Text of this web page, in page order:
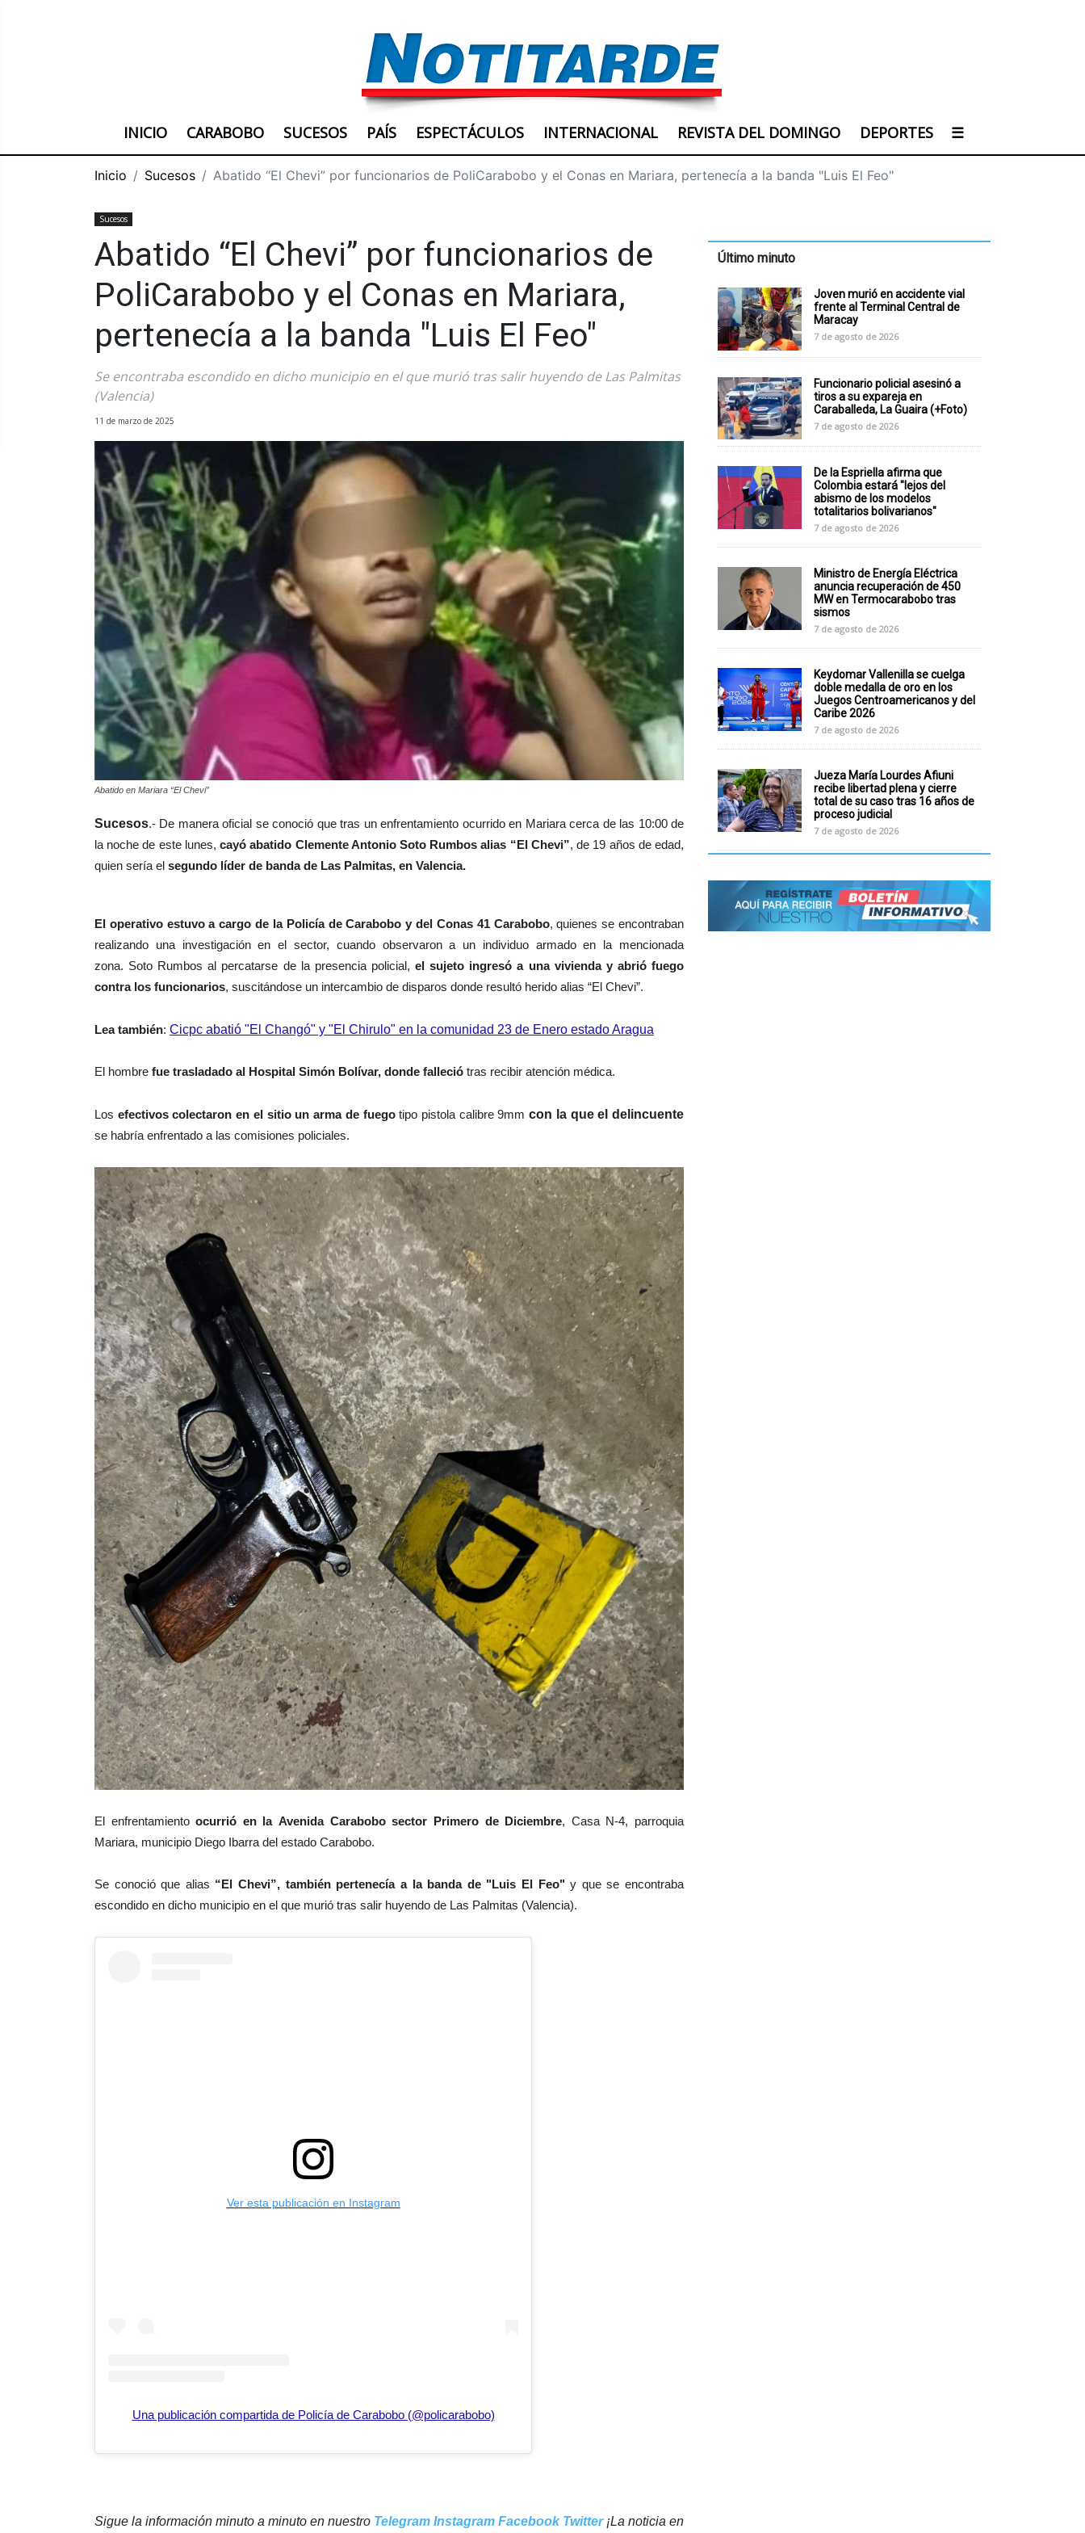
INICIO CARABOBO SUCESOS PAÍS ESPECTÁCULOS INTERNACIONAL REVISTA DEL DOMINGO DEPORTES ☰
Inicio Sucesos Abatido “El Chevi” por funcionarios de PoliCarabobo y el Conas en Mariara, pertenecía a la banda "Luis El Feo"
Sucesos
Abatido “El Chevi” por funcionarios de
PoliCarabobo y el Conas en Mariara,
pertenecía a la banda "Luis El Feo"
Se encontraba escondido en dicho municipio en el que murió tras salir huyendo de Las Palmitas
(Valencia)
11 de marzo de 2025
Abatido en Mariara “El Chevi”
Sucesos.- De manera oficial se conoció que tras un enfrentamiento ocurrido en Mariaracerca de las 10:00 de
la noche de este lunes,cayó abatido Clemente Antonio Soto Rumbos alias “El Chevi”, de 19 años de edad,
quien sería el segundo líder de banda de Las Palmitas, en Valencia.
El operativo estuvo a cargo de la Policía de Carabobo y del Conas 41 Carabobo, quienes se encontraban
realizando una investigación en el sector, cuando observaron a un individuo armado en la mencionada
zona. Soto Rumbos al percatarse de la presencia policial, el sujeto ingresó a una vivienda y abrió fuego
contra los funcionarios, suscitándose un intercambio de disparos donde resultó herido alias “El Chevi”.
Lea también: Cicpc abatió "El Changó" y "El Chirulo" en la comunidad 23 de Enero estado Aragua
El hombre fue trasladado al Hospital Simón Bolívar, donde falleció tras recibir atención médica.
Los efectivos colectaron en el sitio un arma de fuegotipo pistola calibre 9mmcon la que el delincuente
se habría enfrentado a las comisiones policiales.
El enfrentamientoocurrió en laAvenida Carabobo sector Primero de Diciembre, Casa N-4, parroquia
Mariara, municipio Diego Ibarra del estado Carabobo.
Se conoció que alias “El Chevi”, también pertenecía a labanda de "Luis El Feo" y que se encontraba
escondido en dicho municipio en el que murió tras salir huyendo de Las Palmitas (Valencia).
Ver esta publicación en Instagram
Una publicación compartida de Policía de Carabobo (@policarabobo)
Sigue la información minuto a minuto en nuestro Telegram Instagram Facebook Twitter¡La noticia en
Último minuto
Joven murió en accidente vial
frente al Terminal Central de
Maracay
7 de agosto de 2026
Funcionario policial asesinó a
tiros a su expareja en
Caraballeda, La Guaira (+Foto)
7 de agosto de 2026
De la Espriella afirma que
Colombia estará "lejos del
abismo de los modelos
totalitarios bolivarianos"
7 de agosto de 2026
Ministro de Energía Eléctrica
anuncia recuperación de 450
MW en Termocarabobo tras
sismos
7 de agosto de 2026
Keydomar Vallenilla se cuelga
doble medalla de oro en los
Juegos Centroamericanos y del
Caribe 2026
7 de agosto de 2026
Jueza María Lourdes Afiuni
recibe libertad plena y cierre
total de su caso tras 16 años de
proceso judicial
7 de agosto de 2026